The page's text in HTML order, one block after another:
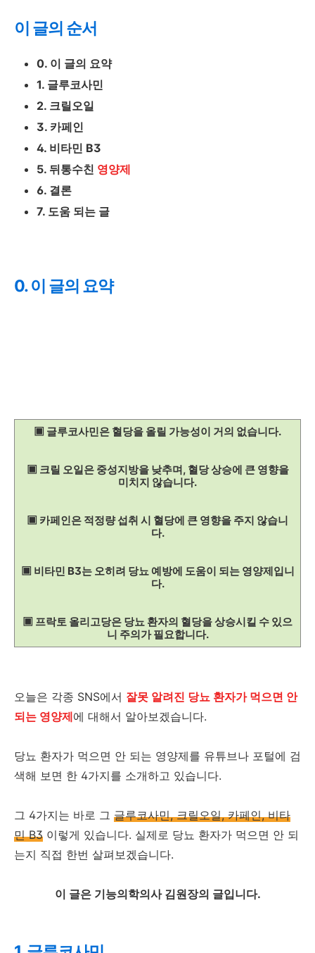
이 글의 순서
0. 이 글의 요약
1. 글루코사민
2. 크릴오일
3. 카페인
4. 비타민 B3
5. 뒤통수친 영양제
6. 결론
7. 도움 되는 글
0. 이 글의 요약
▣ 글루코사민은 혈당을 올릴 가능성이 거의 없습니다.
▣ 크릴 오일은 중성지방을 낮추며, 혈당 상승에 큰 영향을
미치지 않습니다.
▣ 카페인은 적정량 섭취 시 혈당에 큰 영향을 주지 않습니
다.
▣ 비타민 B3는 오히려 당뇨 예방에 도움이 되는 영양제입니
다.
▣ 프락토 올리고당은 당뇨 환자의 혈당을 상승시킬 수 있으
니 주의가 필요합니다.
오늘은 각종 SNS에서 잘못 알려진 당뇨 환자가 먹으면 안
되는 영양제에 대해서 알아보겠습니다.
당뇨 환자가 먹으면 안 되는 영양제를 유튜브나 포털에 검
색해 보면 한 4가지를 소개하고 있습니다.
그 4가지는 바로 그 글루코사민, 크릴오일, 카페인, 비타
민 B3 이렇게 있습니다. 실제로 당뇨 환자가 먹으면 안 되
는지 직접 한번 살펴보겠습니다.
이 글은 기능의학의사 김원장의 글입니다.